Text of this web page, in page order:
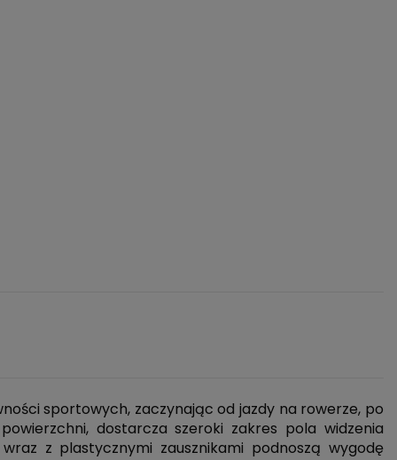
sportowych, zaczynając od jazdy na rowerze, po
dostarcza szeroki zakres pola widzenia
z plastycznymi zausznikami podnoszą wygodę